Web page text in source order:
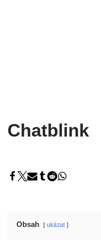
Chatblink
Obsah ukázat